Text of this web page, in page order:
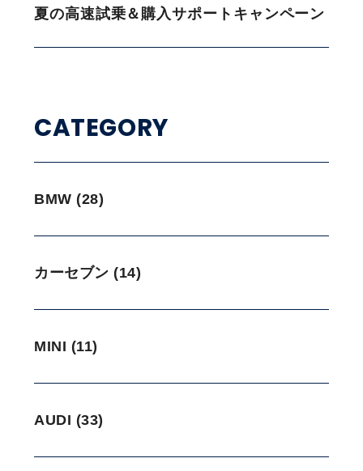
夏の高速試乗＆購入サポートキャンペーン
CATEGORY
BMW (28)
カーセブン (14)
MINI (11)
AUDI (33)